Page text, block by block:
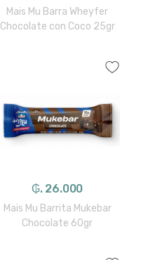
Mais Mu Barra Wheyfer
Chocolate con Coco 25gr
₲. 26.000
Mais Mu Barrita Mukebar
Chocolate 60gr